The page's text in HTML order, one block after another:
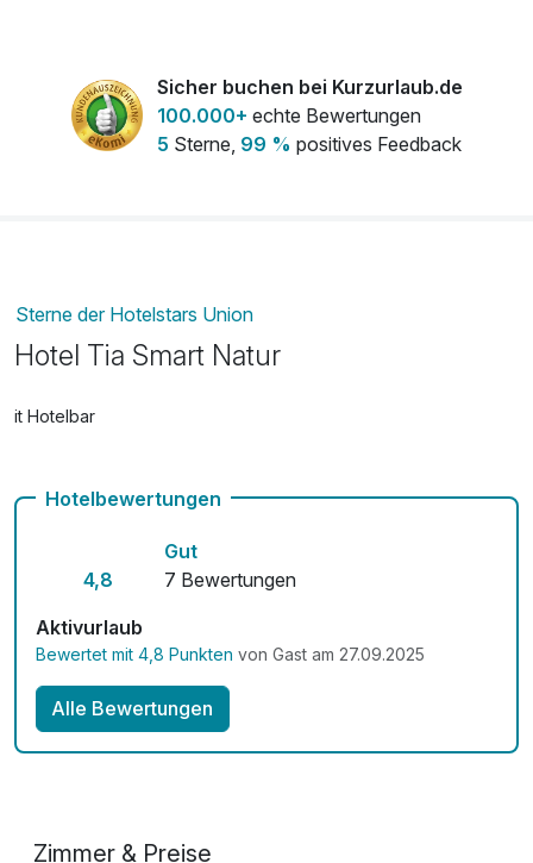
Sicher buchen bei Kurzurlaub.de
100.000+ echte Bewertungen
5 Sterne, 99 % positives Feedback
Sterne der Hotelstars Union
Hotel Tia Smart Natur
Mit Hotelbar
Hotelbewertungen
4,8
Gut
7 Bewertungen
Aktivurlaub
Bewertet mit 4,8 Punkten von Gast am 27.09.2025
Alle Bewertungen
Zimmer & Preise